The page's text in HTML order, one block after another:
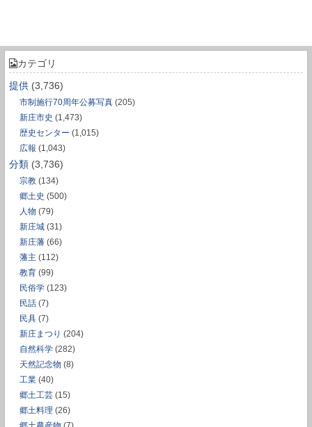
カテゴリ
提供 (3,736)
市制施行70周年公募写真 (205)
新庄市史 (1,473)
歴史センター (1,015)
広報 (1,043)
分類 (3,736)
宗教 (134)
郷土史 (500)
人物 (79)
新庄城 (31)
新庄藩 (66)
藩主 (112)
教育 (99)
民俗学 (123)
民話 (7)
民具 (7)
新庄まつり (204)
自然科学 (282)
天然記念物 (8)
工業 (40)
郷土工芸 (15)
郷土料理 (26)